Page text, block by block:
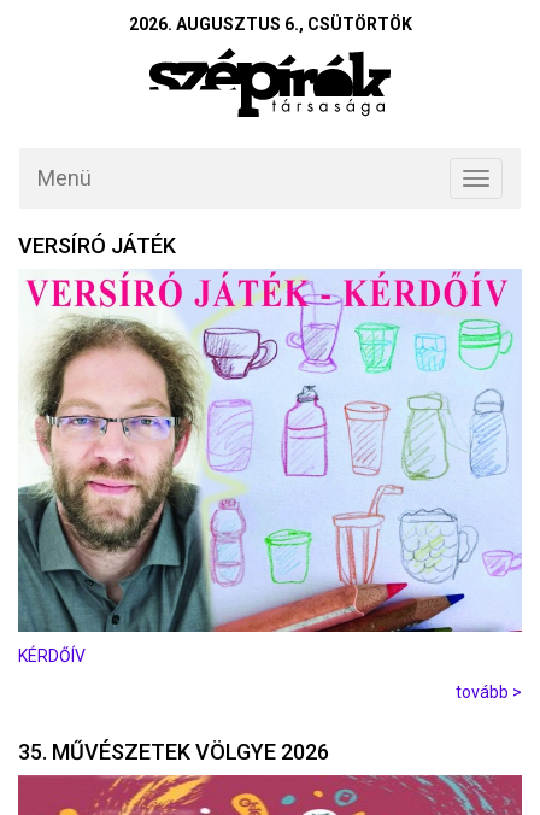
2026. AUGUSZTUS 6., CSÜTÖRTÖK
Toggle
Menü
VERSÍRÓ JÁTÉK
KÉRDŐÍV
tovább >
35. MŰVÉSZETEK VÖLGYE 2026